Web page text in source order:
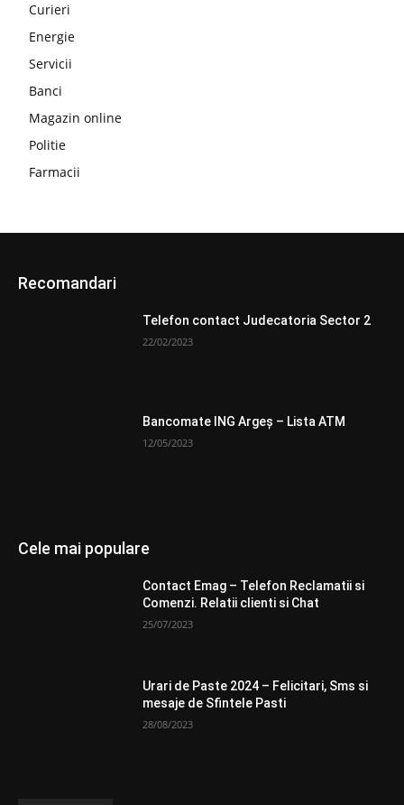
Curieri
Energie
Servicii
Banci
Magazin online
Politie
Farmacii
Recomandari
Telefon contact Judecatoria Sector 2
22/02/2023
Bancomate ING Argeș – Lista ATM
12/05/2023
Cele mai populare
Contact Emag – Telefon Reclamatii si
Comenzi. Relatii clienti si Chat
25/07/2023
Urari de Paste 2024 – Felicitari, Sms si
mesaje de Sfintele Pasti
28/08/2023